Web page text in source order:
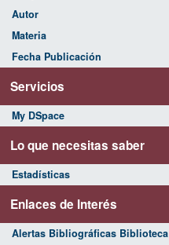
Autor
Materia
Fecha Publicación
Servicios
My DSpace
Lo que necesitas saber
Estadísticas
Enlaces de Interés
Alertas Bibliográficas Biblioteca